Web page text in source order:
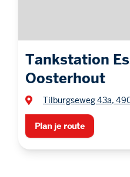
Tankstation
Oosterhout
Tilburgseweg 43a,
Plan je route